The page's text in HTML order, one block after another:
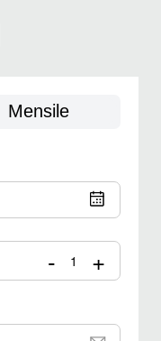
Mensile
- +